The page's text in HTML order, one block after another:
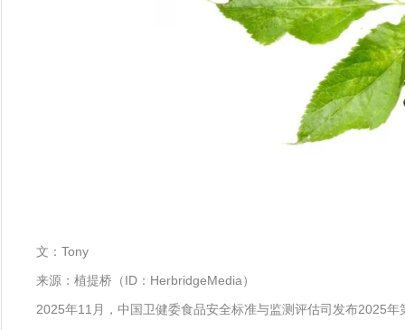
文：Tony
来源：植提桥（ID：HerbridgeMedia）
2025年11月，中国卫健委食品安全标准与监测评估司发布2025